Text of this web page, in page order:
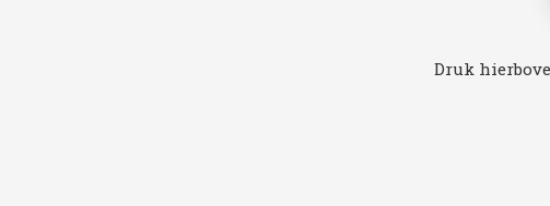
Druk